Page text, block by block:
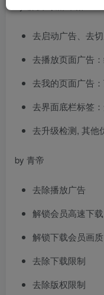
去启动广告、去
去播放页面广告
去我的页面广告
去界面底栏标签
去升级检测, 其他
by 青帝
去除播放广告
解锁会员高速下载
解锁下载会员画质
去除下载限制
去除版权限制